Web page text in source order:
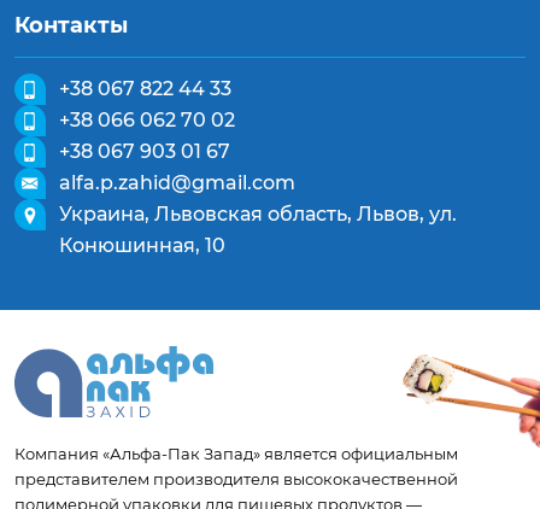
Контакты
+38 067 822 44 33
+38 066 062 70 02
+38 067 903 01 67
alfa.p.zahid@gmail.com
Украина, Львовская область, Львов, ул.
Конюшинная, 10
Компания «Альфа-Пак Запад» является официальным
представителем производителя высококачественной
полимерной упаковки для пищевых продуктов —